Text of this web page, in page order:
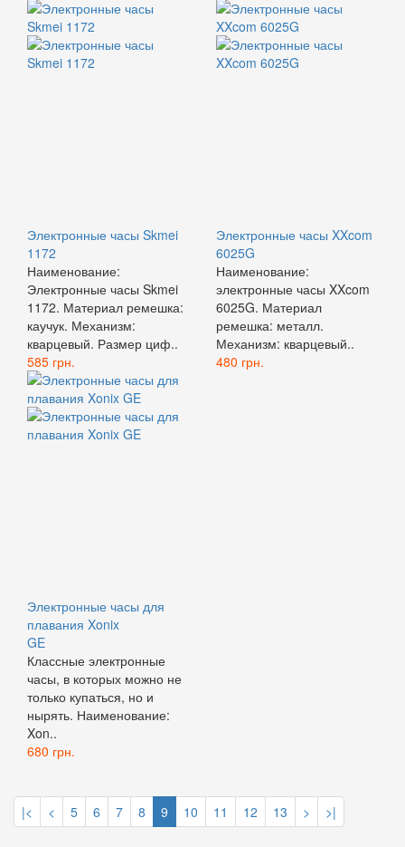
Электронные часы Skmei
1172
Наименование:
Электронные часы Skmei
1172. Материал ремешка:
каучук. Механизм:
кварцевый. Размер циф..
585 грн.
Электронные часы XXcom
6025G
Наименование:
электронные часы XXcom
6025G. Материал
ремешка: металл.
Механизм: кварцевый..
480 грн.
Электронные часы для
плавания Xonix
GE
Классные электронные
часы, в которых можно не
только купаться, но и
нырять. Наименование:
Xon..
680 грн.
|< < 5 6 7 8 9 10 11 12 13 > >|